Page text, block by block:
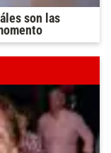
son las